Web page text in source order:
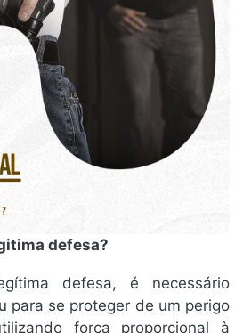
defesa?
defesa, é necessário
para se proteger de um perigo
força proporcional à